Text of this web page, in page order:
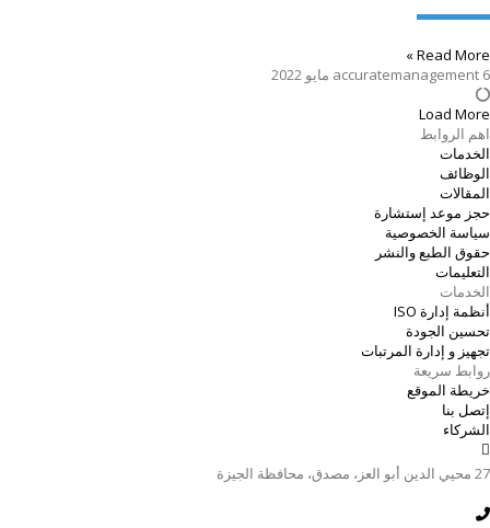
Read More »
accuratemanagement 6 مايو 2022
Load More
اهم الروابط
الخدمات
الوظائف
المقالات
حجز موعد إستشارة
سياسة الخصوصية
حقوق الطبع والنشر
التعليمات
الخدمات
أنظمة إدارة ISO
تحسين الجودة
تجهيز و إدارة المرتبات
روابط سريعة
خريطة الموقع
إتصل بنا
الشركاء
27 محيي الدين أبو العز، مصدق، محافظة الجيزة